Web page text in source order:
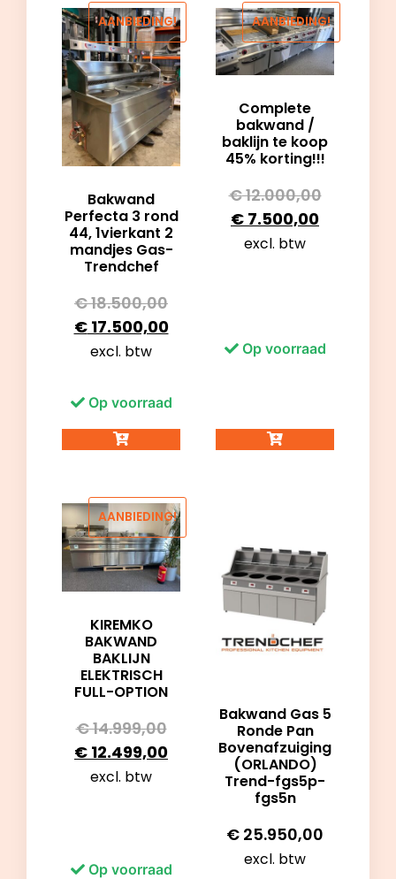
AANBIEDING!
Bakwand
Perfecta 3 rond
44, 1vierkant 2
mandjes Gas-
Trendchef
€18.500,00
€17.500,00
excl. btw
Op voorraad
AANBIEDING!
Complete
bakwand /
baklijn te koop
45% korting!!!
€12.000,00
€ 7.500,00
excl. btw
Op voorraad
AANBIEDING!
KIREMKO
BAKWAND
BAKLIJN
ELEKTRISCH
FULL-OPTION
€14.999,00
€ 12.499,00
excl. btw
Op voorraad
Bakwand Gas 5
Ronde Pan
Bovenafzuiging
(ORLANDO)
Trend-fgs5p-
fgs5n
€ 25.950,00
excl. btw